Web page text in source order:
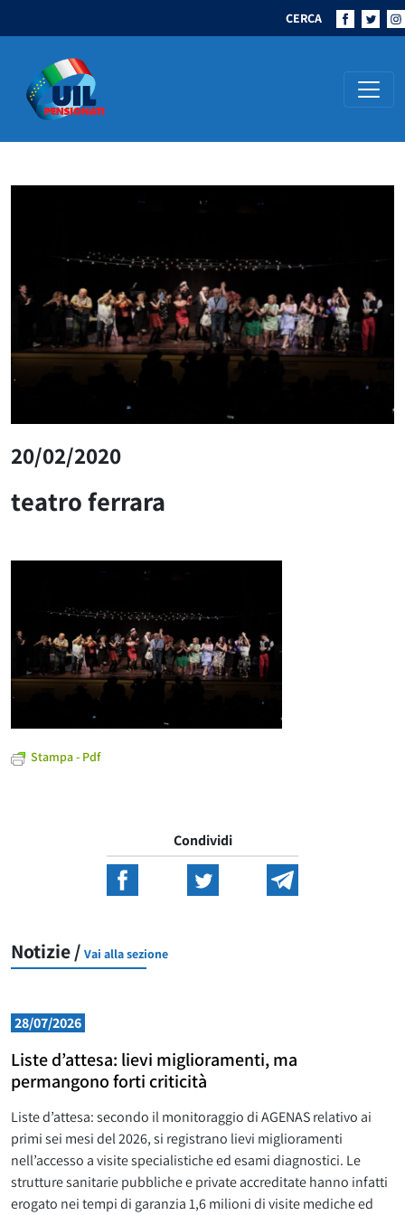
CERCA
Navigazione principale
20/02/2020
teatro ferrara
Stampa - Pdf
Condividi
Notizie / Vai alla sezione
28/07/2026
Liste d’attesa: lievi miglioramenti, ma
permangono forti criticità
Liste d’attesa: secondo il monitoraggio di AGENAS relativo ai
primi sei mesi del 2026, si registrano lievi miglioramenti
nell’accesso a visite specialistiche ed esami diagnostici. Le
strutture sanitarie pubbliche e private accreditate hanno infatti
erogato nei tempi di garanzia 1,6 milioni di visite mediche ed